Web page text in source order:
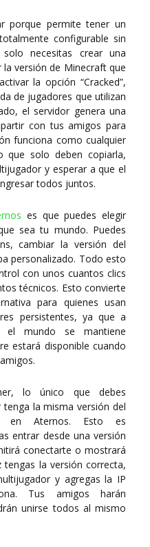
porque permite tener un
configurable sin
necesitas crear una
versión de Minecraft que
la opción “Cracked”,
de jugadores que utilizan
el servidor genera una
con tus amigos para
funciona como cualquier
que solo deben copiarla,
y esperar a que el
todos juntos.
es que puedes elegir
sea tu mundo. Puedes
cambiar la versión del
personalizado. Todo esto
con unos cuantos clics
técnicos. Esto convierte
para quienes usan
persistentes, ya que a
el mundo se mantiene
estará disponible cuando
lo único que debes
la misma versión del
en Aternos. Esto es
entrar desde una versión
conectarte o mostrará
la versión correcta,
y agregas la IP
Tus amigos harán
unirse todos al mismo